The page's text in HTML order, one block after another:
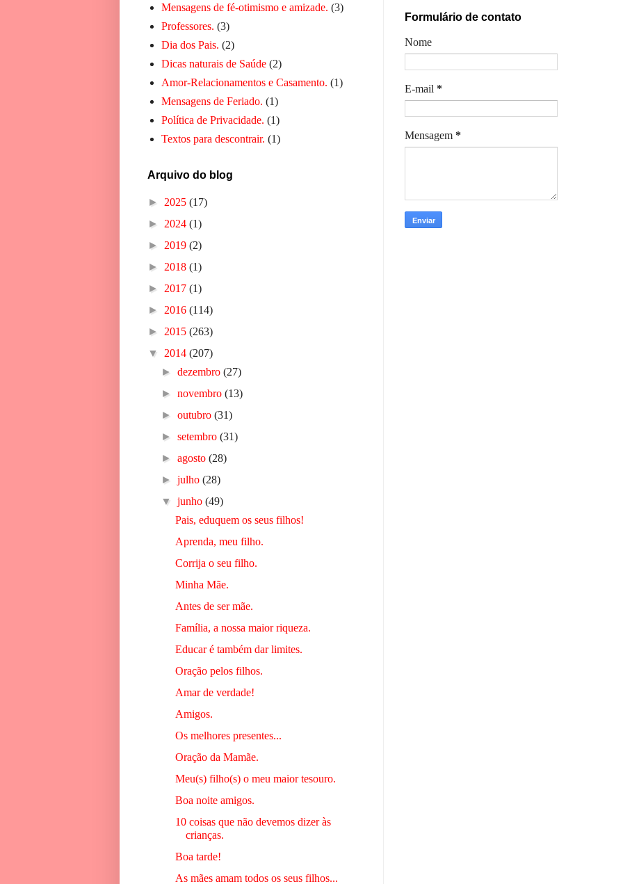
Formulário de contato
Nome
E-mail *
Mensagem *
Mensagens de fé-otimismo e amizade. (3)
Professores. (3)
Dia dos Pais. (2)
Dicas naturais de Saúde (2)
Amor-Relacionamentos e Casamento. (1)
Mensagens de Feriado. (1)
Política de Privacidade. (1)
Textos para descontrair. (1)
Arquivo do blog
► 2025 (17)
► 2024 (1)
► 2019 (2)
► 2018 (1)
► 2017 (1)
► 2016 (114)
► 2015 (263)
▼ 2014 (207)
►dezembro(27)
►novembro(13)
►outubro(31)
►setembro(31)
►agosto(28)
►julho(28)
▼junho(49)
Pais, eduquem os seus filhos!
Aprenda, meu filho.
Corrija o seu filho.
Minha Mãe.
Antes de ser mãe.
Família, a nossa maior riqueza.
Educar é também dar limites.
Oração pelos filhos.
Amar de verdade!
Amigos.
Os melhores presentes...
Oração da Mamãe.
Meu(s) filho(s) o meu maior tesouro.
Boa noite amigos.
10 coisas que não devemos dizer às
crianças.
Boa tarde!
As mães amam todos os seus filhos...